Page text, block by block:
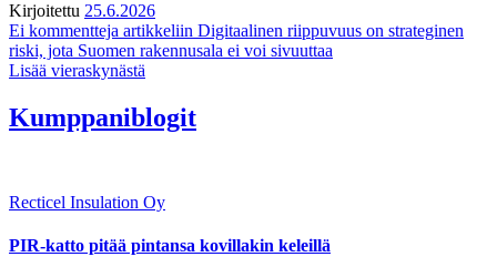
Kirjoitettu 25.6.2026
Ei kommentteja artikkeliin Digitaalinen riippuvuus on strateginen
riski, jota Suomen rakennusala ei voi sivuuttaa
Lisää vieraskynästä
Kumppaniblogit
Recticel Insulation Oy
PIR-katto pitää pintansa kovillakin keleillä